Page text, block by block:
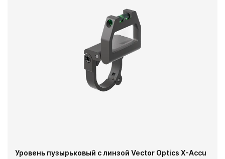
Уровень пузырьковый с линзой Vector Optics X-Accu